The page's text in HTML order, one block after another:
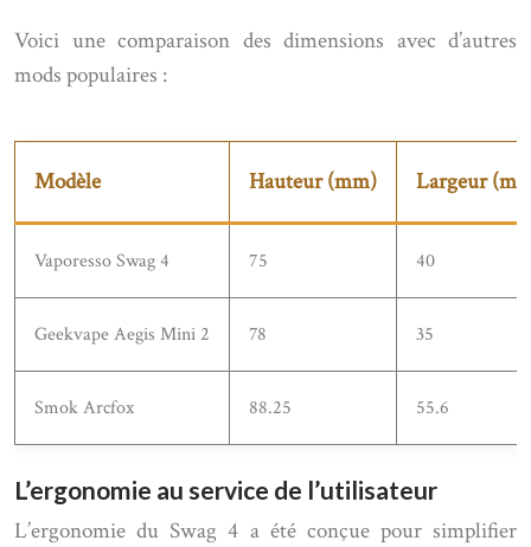
Voici une comparaison des dimensions avec d’autres
mods populaires :
Modèle Hauteur (mm) Largeur
Vaporesso Swag 4 75 40
Geekvape Aegis Mini 2 78 35
Smok Arcfox 88.25 55.6
L’ergonomie au service de l’utilisateur
L’ergonomie du Swag 4 a été conçue pour simplifier